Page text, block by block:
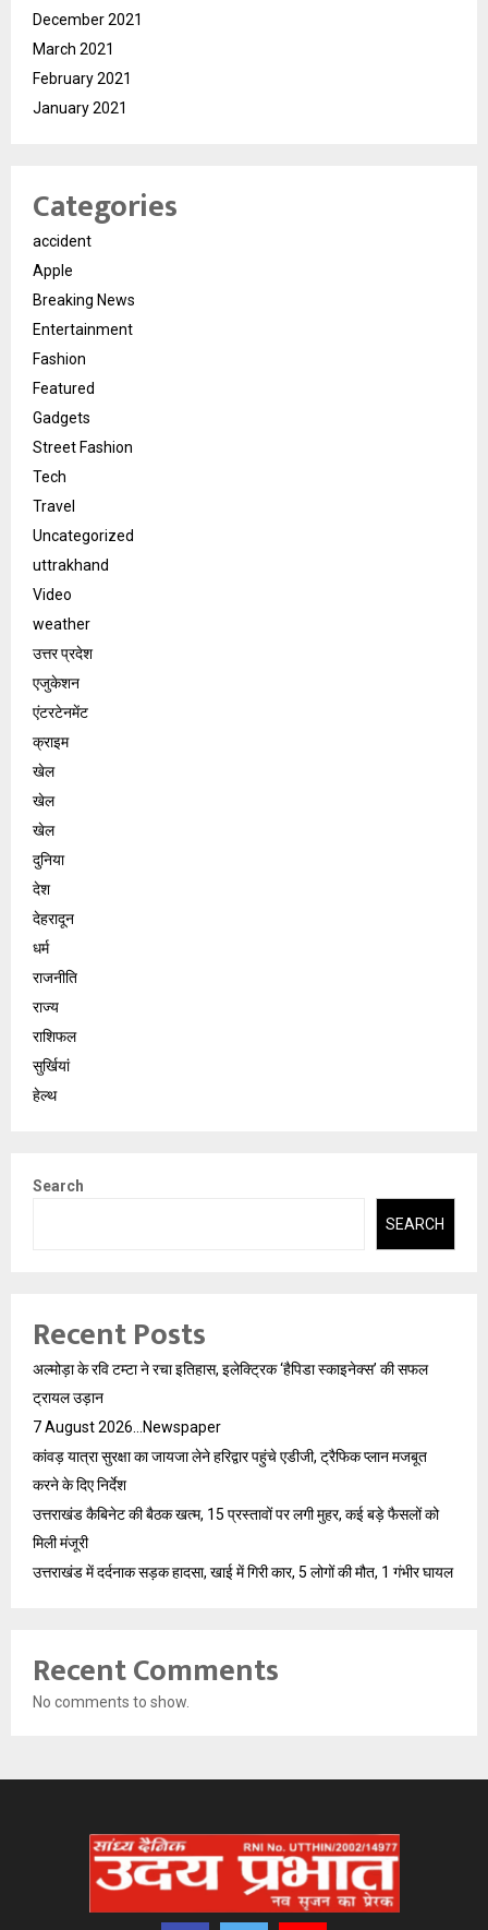
December 2021
March 2021
February 2021
January 2021
Categories
accident
Apple
Breaking News
Entertainment
Fashion
Featured
Gadgets
Street Fashion
Tech
Travel
Uncategorized
uttrakhand
Video
weather
उत्तर प्रदेश
एजुकेशन
एंटरटेनमेंट
क्राइम
खेल
खेल
खेल
दुनिया
देश
देहरादून
धर्म
राजनीति
राज्य
राशिफल
सुर्खियां
हेल्थ
Search
SEARCH
Recent Posts
अल्मोड़ा के रवि टम्टा ने रचा इतिहास, इलेक्ट्रिक ‘हैपिडा स्काइनेक्स’ की सफल
ट्रायल उड़ान
7 August 2026…Newspaper
कांवड़ यात्रा सुरक्षा का जायजा लेने हरिद्वार पहुंचे एडीजी, ट्रैफिक प्लान मजबूत
करने के दिए निर्देश
उत्तराखंड कैबिनेट की बैठक खत्म, 15 प्रस्तावों पर लगी मुहर, कई बड़े फैसलों को
मिली मंजूरी
उत्तराखंड में दर्दनाक सड़क हादसा, खाई में गिरी कार, 5 लोगों की मौत, 1 गंभीर घायल
Recent Comments
No comments to show.